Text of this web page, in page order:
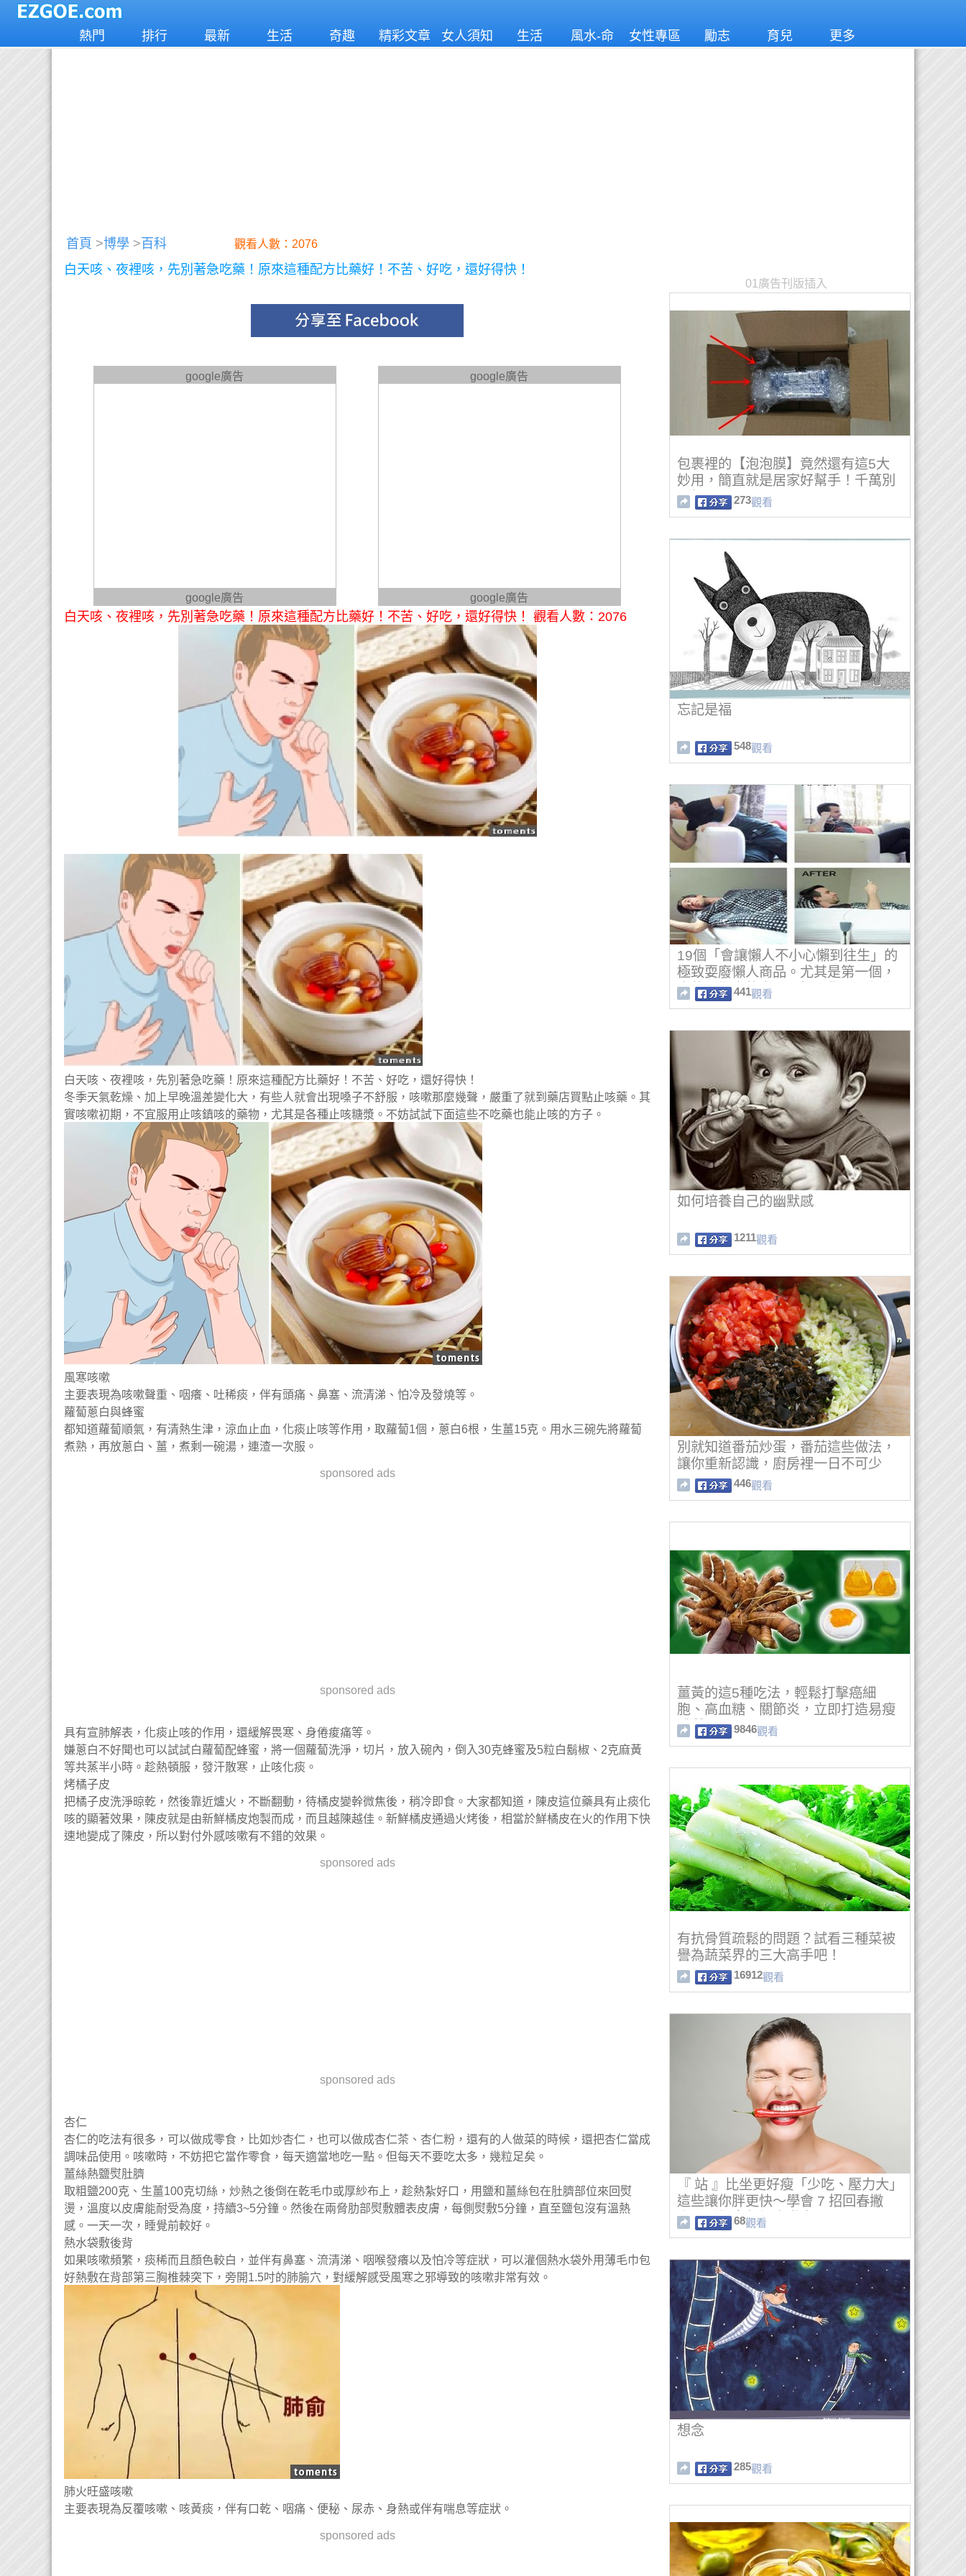
熱門 排行 最新 生活 奇趣 精彩文章 女人須知 生活
風水-命
女性專區 勵志 育兒 更多
首頁 >博學 > 百科 觀看人數：2076
白天咳、夜裡咳，先別著急吃藥！原來這種配方比藥好！不苦、好吃，還好得快！
google廣告
google廣告
google廣告
google廣告
白天咳、夜裡咳，先別著急吃藥！原來這種配方比藥好！不苦、好吃，還好得快！ 觀看人數：2076
白天咳、夜裡咳，先別著急吃藥！原來這種配方比藥好！不苦、好吃，還好得快！
冬季天氣乾燥、加上早晚溫差變化大，有些人就會出現嗓子不舒服，咳嗽那麼幾聲，嚴重了就到藥店買點止咳藥。其
實咳嗽初期，不宜服用止咳鎮咳的藥物，尤其是各種止咳糖漿。不妨試試下面這些不吃藥也能止咳的方子。
風寒咳嗽
主要表現為咳嗽聲重、咽癢、吐稀痰，伴有頭痛、鼻塞、流清涕、怕冷及發燒等。
蘿蔔蔥白與蜂蜜
都知道蘿蔔順氣，有清熱生津，涼血止血，化痰止咳等作用，取蘿蔔1個，蔥白6根，生薑15克。用水三碗先將蘿蔔
煮熟，再放蔥白、薑，煮剩一碗湯，連渣一次服。
sponsored ads
sponsored ads
具有宣肺解表，化痰止咳的作用，還緩解畏寒、身倦痠痛等。
嫌蔥白不好聞也可以試試白蘿蔔配蜂蜜，將一個蘿蔔洗淨，切片，放入碗內，倒入30克蜂蜜及5粒白鬍椒、2克麻黃
等共蒸半小時。趁熱頓服，發汗散寒，止咳化痰。
烤橘子皮
把橘子皮洗淨晾乾，然後靠近爐火，不斷翻動，待橘皮變幹微焦後，稍冷即食。大家都知道，陳皮這位藥具有止痰化
咳的顯著效果，陳皮就是由新鮮橘皮炮製而成，而且越陳越佳。新鮮橘皮通過火烤後，相當於鮮橘皮在火的作用下快
速地變成了陳皮，所以對付外感咳嗽有不錯的效果。
sponsored ads
sponsored ads
杏仁
杏仁的吃法有很多，可以做成零食，比如炒杏仁，也可以做成杏仁茶、杏仁粉，還有的人做菜的時候，還把杏仁當成
調味品使用。咳嗽時，不妨把它當作零食，每天適當地吃一點。但每天不要吃太多，幾粒足矣。
薑絲熱鹽熨肚臍
取粗鹽200克、生薑100克切絲，炒熱之後倒在乾毛巾或厚紗布上，趁熱紮好口，用鹽和薑絲包在肚臍部位來回熨
燙，溫度以皮膚能耐受為度，持續3~5分鐘。然後在兩脅肋部熨敷體表皮膚，每側熨敷5分鐘，直至鹽包沒有溫熱
感。一天一次，睡覺前較好。
熱水袋敷後背
如果咳嗽頻繁，痰稀而且顏色較白，並伴有鼻塞、流清涕、咽喉發癢以及怕冷等症狀，可以灌個熱水袋外用薄毛巾包
好熱敷在背部第三胸椎棘突下，旁開1.5吋的肺腧穴，對緩解感受風寒之邪導致的咳嗽非常有效。
肺火旺盛咳嗽
主要表現為反覆咳嗽、咳黃痰，伴有口乾、咽痛、便秘、尿赤、身熱或伴有喘息等症狀。
sponsored ads
01廣告刊版插入
包裹裡的【泡泡膜】竟然還有這5大
妙用，簡直就是居家好幫手！千萬別
再扔了... 273觀看
忘記是福
548觀看
19個「會讓懶人不小心懶到往生」的
極致耍廢懶人商品。尤其是第一個，
真的是懶人的寶貝，如果你是一個懶
人，那麼就一定要看！
441觀看
如何培養自己的幽默感
1211觀看
別就知道番茄炒蛋，番茄這些做法，
讓你重新認識，廚房裡一日不可少
446觀看
薑黃的這5種吃法，輕鬆打擊癌細
胞、高血糖、關節炎，立即打造易瘦
體質！
9846觀看
有抗骨質疏鬆的問題？試看三種菜被
譽為蔬菜界的三大高手吧！
16912觀看
『 站 』比坐更好瘦「少吃、壓力大」
這些讓你胖更快～學會 7 招回春撇
步，看起來年輕十幾歲！
68觀看
想念
285觀看